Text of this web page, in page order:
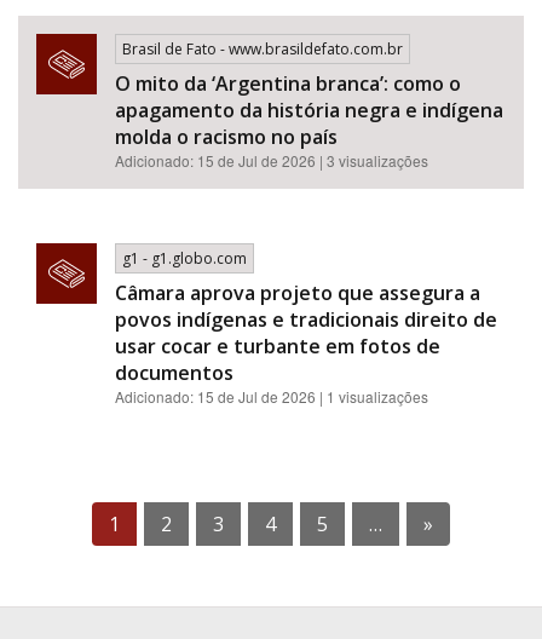
Brasil de Fato - www.brasildefato.com.br
O mito da ‘Argentina branca’: como o
apagamento da história negra e indígena
molda o racismo no país
Adicionado: 15 de Jul de 2026 | 3 visualizações
g1 - g1.globo.com
Câmara aprova projeto que assegura a
povos indígenas e tradicionais direito de
usar cocar e turbante em fotos de
documentos
Adicionado: 15 de Jul de 2026 | 1 visualizações
1 2 3 4 5 … »